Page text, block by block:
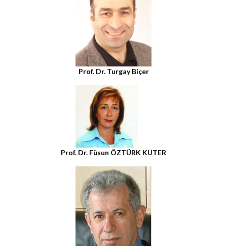
Prof. Dr. Turgay Biçer
Prof. Dr. Füsun ÖZTÜRK KUTER